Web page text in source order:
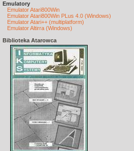
Emulatory
Emulator Atari800Win
Emulator Atari800Win PLus 4.0 (Windows)
Emulator Atari++ (multiplatform)
Emulator Altirra (Windows)
Biblioteka Atarowca